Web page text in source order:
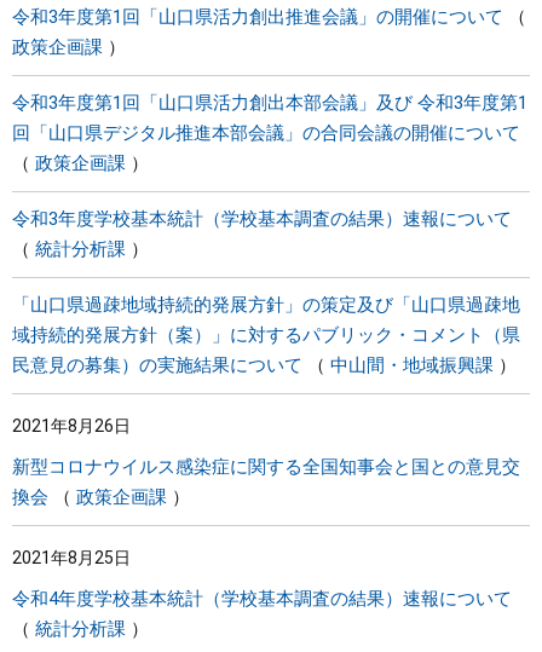
令和3年度第1回「山口県活力創出推進会議」の開催について
政策企画課
令和3年度第1回「山口県活力創出本部会議」及び 令和3年度第1
回「山口県デジタル推進本部会議」の合同会議の開催について
政策企画課
令和3年度学校基本統計（学校基本調査の結果）速報について
統計分析課
「山口県過疎地域持続的発展方針」の策定及び「山口県過疎地
域持続的発展方針（案）」に対するパブリック・コメント（県
民意見の募集）の実施結果について
中山間・地域振興課
2021年8月26日
新型コロナウイルス感染症に関する全国知事会と国との意見交
換会
政策企画課
2021年8月25日
令和4年度学校基本統計（学校基本調査の結果）速報について
統計分析課